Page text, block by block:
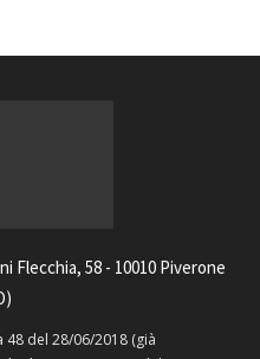
Flecchia, 58 - 10010 Piverone
48 del 28/06/2018 (già